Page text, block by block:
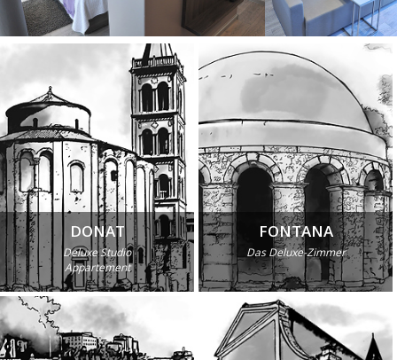
DONAT
Deluxe Studio
Appartement
FONTANA
Das Deluxe-Zimmer